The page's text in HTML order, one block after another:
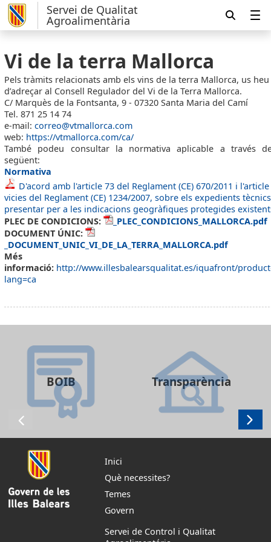
Servei de Qualitat
Agroalimentària
Vi de la terra Mallorca
Pels tràmits relacionats amb els vins de la terra Mallorca, us heu
d’adreçar al Consell Regulador del Vi de la Terra Mallorca.
C/ Marquès de la Fontsanta, 9 - 07320 Santa Maria del Camí
Tel. 871 25 14 74
e-mail:correo@vtmallorca.com
web: https://vtmallorca.com/ca/
També podeu consultar la normativa aplicable a través
següent:
Normativa
D'acord amb l'article 73 del Reglament (CE) 670/2011 i l'article
vicies del Reglament (CE) 1234/2007, sobre els expedients
presentar per a les indicacions geogràfiques protegides
PLEC DE CONDICIONS:
_PLEC_CONDICIONS_MALLORCA.pdf
DOCUMENT ÚNIC:
_DOCUMENT_UNIC_VI_DE_LA_TERRA_MALLORCA.pdf
Més
informació: http://www.illesbalearsqualitat.es/iquafront/
lang=ca
BOIB Transparència
Inici
Què necessites?
Temes
Govern
Servei de Control i Qualitat